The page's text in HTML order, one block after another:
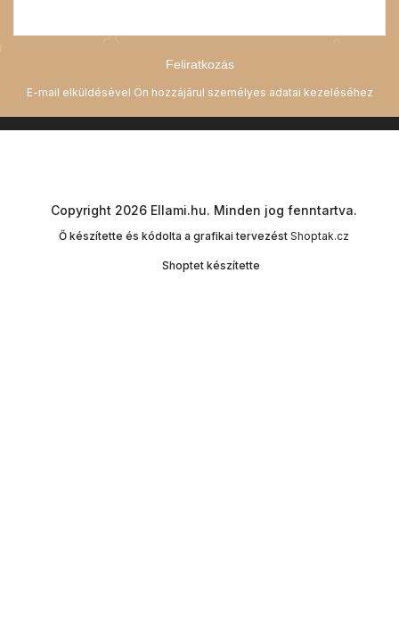
Feliratkozás
Shoptet készítette
Copyright 2026 Ellami.hu. Minden jog fenntartva.
Ő készítette és kódolta a grafikai tervezést Shoptak.cz